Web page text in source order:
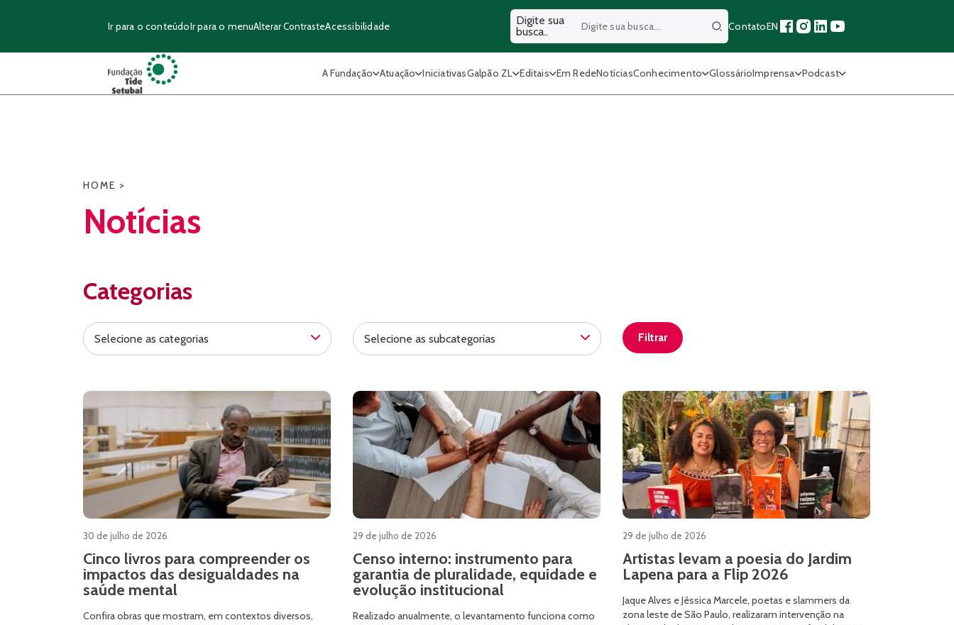
Ir para o conteúdoIr para o menuAlterar ContrasteAcessibilidade
Digite sua
busca..
BuscarContatoEN
A Fundação Atuação IniciativasGalpão ZL Editais Em RedeNotíciasConhecimento GlossárioImprensa Podcast
HOME >
Notícias
Categorias
Selecione as categorias Selecione as subcategorias Filtrar
30 de julho de 2026
Cinco livros para compreender os
impactos das desigualdades na
saúde mental
Confira obras que mostram, em contextos diversos,
29 de julho de 2026
Censo interno: instrumento para
garantia de pluralidade, equidade e
evolução institucional
Realizado anualmente, o levantamento funciona como
29 de julho de 2026
Artistas levam a poesia do Jardim
Lapena para a Flip 2026
Jaque Alves e Jéssica Marcele, poetas e slammers da
zona leste de São Paulo, realizaram intervenção na